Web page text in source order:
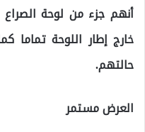
أنهم جزء من لوحة
خارج إطار اللوحة
حالتهم.
العرض مستمر